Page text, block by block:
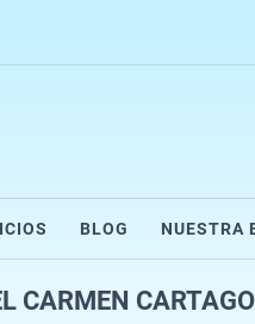
BLOG NUESTRA
CARMEN